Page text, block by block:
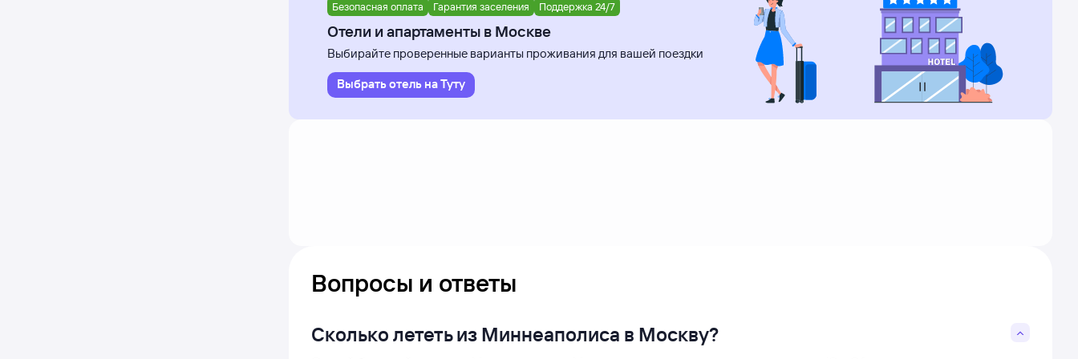
Безопасная оплата Гарантия заселения Поддержка 24/7
Отели и апартаменты в Москве
Выбирайте проверенные варианты проживания для вашей поездки
Выбрать отель на Туту
Вопросы и ответы
Сколько лететь из Миннеаполиса в Москву?